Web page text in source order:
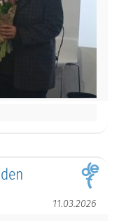
11.03.2026